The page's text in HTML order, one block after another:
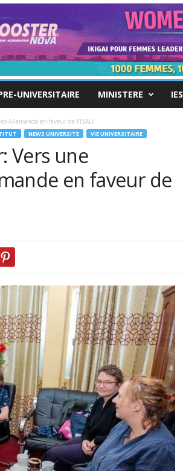
UNIVERSITAIRE MINISTERE IES
Allemande en faveur de l’ISAU
NEWS UNIVERSITE VIE UNIVERSITAIRE
Vers une
en faveur de